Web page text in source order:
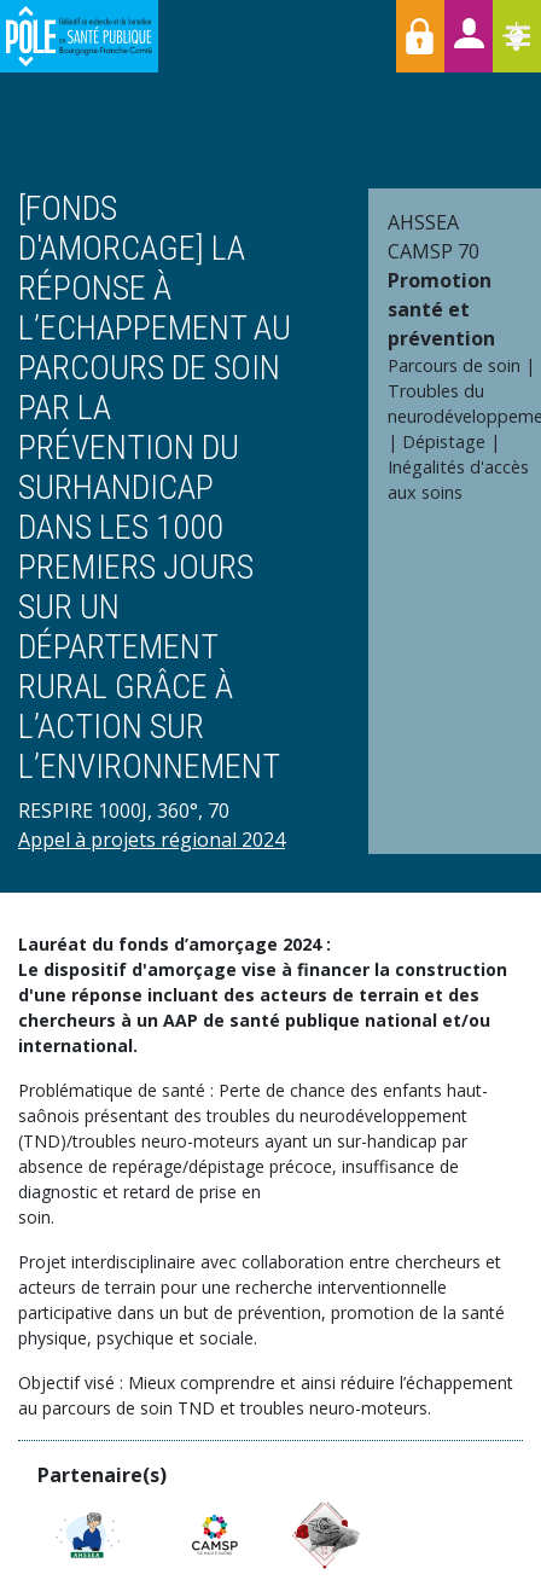
Aller
au
contenu
T
Menu
Raccourcis
[FONDS
D'AMORCAGE] LA
RÉPONSE À
L’ECHAPPEMENT AU
PARCOURS DE SOIN
PAR LA
PRÉVENTION DU
SURHANDICAP
DANS LES 1000
PREMIERS JOURS
SUR UN
DÉPARTEMENT
RURAL GRÂCE À
L’ACTION SUR
L’ENVIRONNEMENT
RESPIRE 1000J, 360°, 70
Appel à projets régional 2024
AHSSEA
CAMSP 70
Promotion
santé et
prévention
Parcours de soin
Troubles du
Dépistage
Inégalités d'accès
aux soins
Lauréat du fonds d’amorçage 2024 :
Le dispositif d'amorçage vise à financer la construction
d'une réponse incluant des acteurs de terrain et des
chercheurs à un AAP de santé publique national et/ou
international.
Problématique de santé : Perte de chance des enfants haut-
saônois présentant des troubles du neurodéveloppement
(TND)/troubles neuro-moteurs ayant un sur-handicap par
absence de repérage/dépistage précoce, insuffisance de
diagnostic et retard de prise en
soin.
Projet interdisciplinaire avec collaboration entre chercheurs et
acteurs de terrain pour une recherche interventionnelle
participative dans un but de prévention, promotion de la santé
physique, psychique et sociale.
Objectif visé : Mieux comprendre et ainsi réduire l’échappement
au parcours de soin TND et troubles neuro-moteurs.
Partenaire(s)